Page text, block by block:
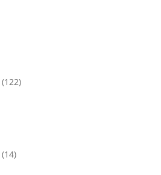
(122)
(14)